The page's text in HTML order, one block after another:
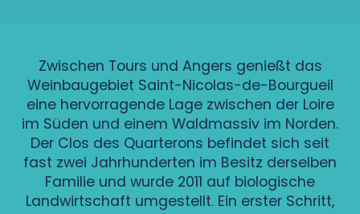
Zwischen Tours und Angers genießt das
Weinbaugebiet Saint-Nicolas-de-Bourgueil
eine hervorragende Lage zwischen der Loire
im Süden und einem Waldmassiv im Norden.
Der Clos des Quarterons befindet sich seit
fast zwei Jahrhunderten im Besitz derselben
Familie und wurde 2011 auf biologische
Landwirtschaft umgestellt. Ein erster Schritt,